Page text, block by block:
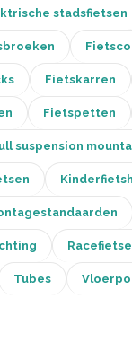
stadsfietsen
Fietskarren
Fietspetten
suspension
Tubes